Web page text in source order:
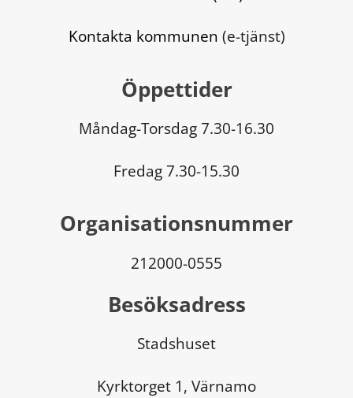
Kontakta kommunen (e-tjänst)
Öppettider
Måndag-Torsdag 7.30-16.30
Fredag 7.30-15.30
Organisationsnummer
212000-0555
Besöksadress
Stadshuset
Kyrktorget 1, Värnamo